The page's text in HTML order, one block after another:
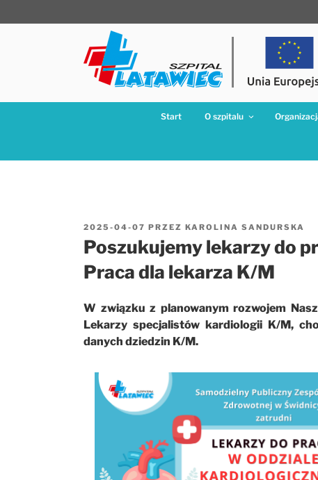
do
Start O szpitalu
OPUBLIKOWANE
W
2025-04-07 PRZEZ KAROLINA SANDURSKA
Poszukujemy lekarzy do
Praca dla lekarza K/M
W związku z planowanym rozwojem
Lekarzy specjalistów kardiologii K/M,
danych dziedzin K/M.